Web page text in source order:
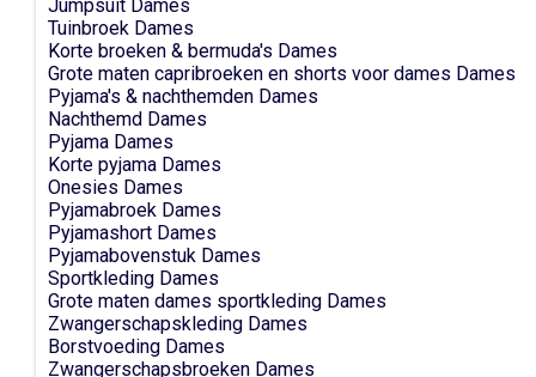
Jumpsuit Dames
Tuinbroek Dames
Korte broeken & bermuda's Dames
Grote maten capribroeken en shorts voor dames Dames
Pyjama's & nachthemden Dames
Nachthemd Dames
Pyjama Dames
Korte pyjama Dames
Onesies Dames
Pyjamabroek Dames
Pyjamashort Dames
Pyjamabovenstuk Dames
Sportkleding Dames
Grote maten dames sportkleding Dames
Zwangerschapskleding Dames
Borstvoeding Dames
Zwangerschapsbroeken Dames